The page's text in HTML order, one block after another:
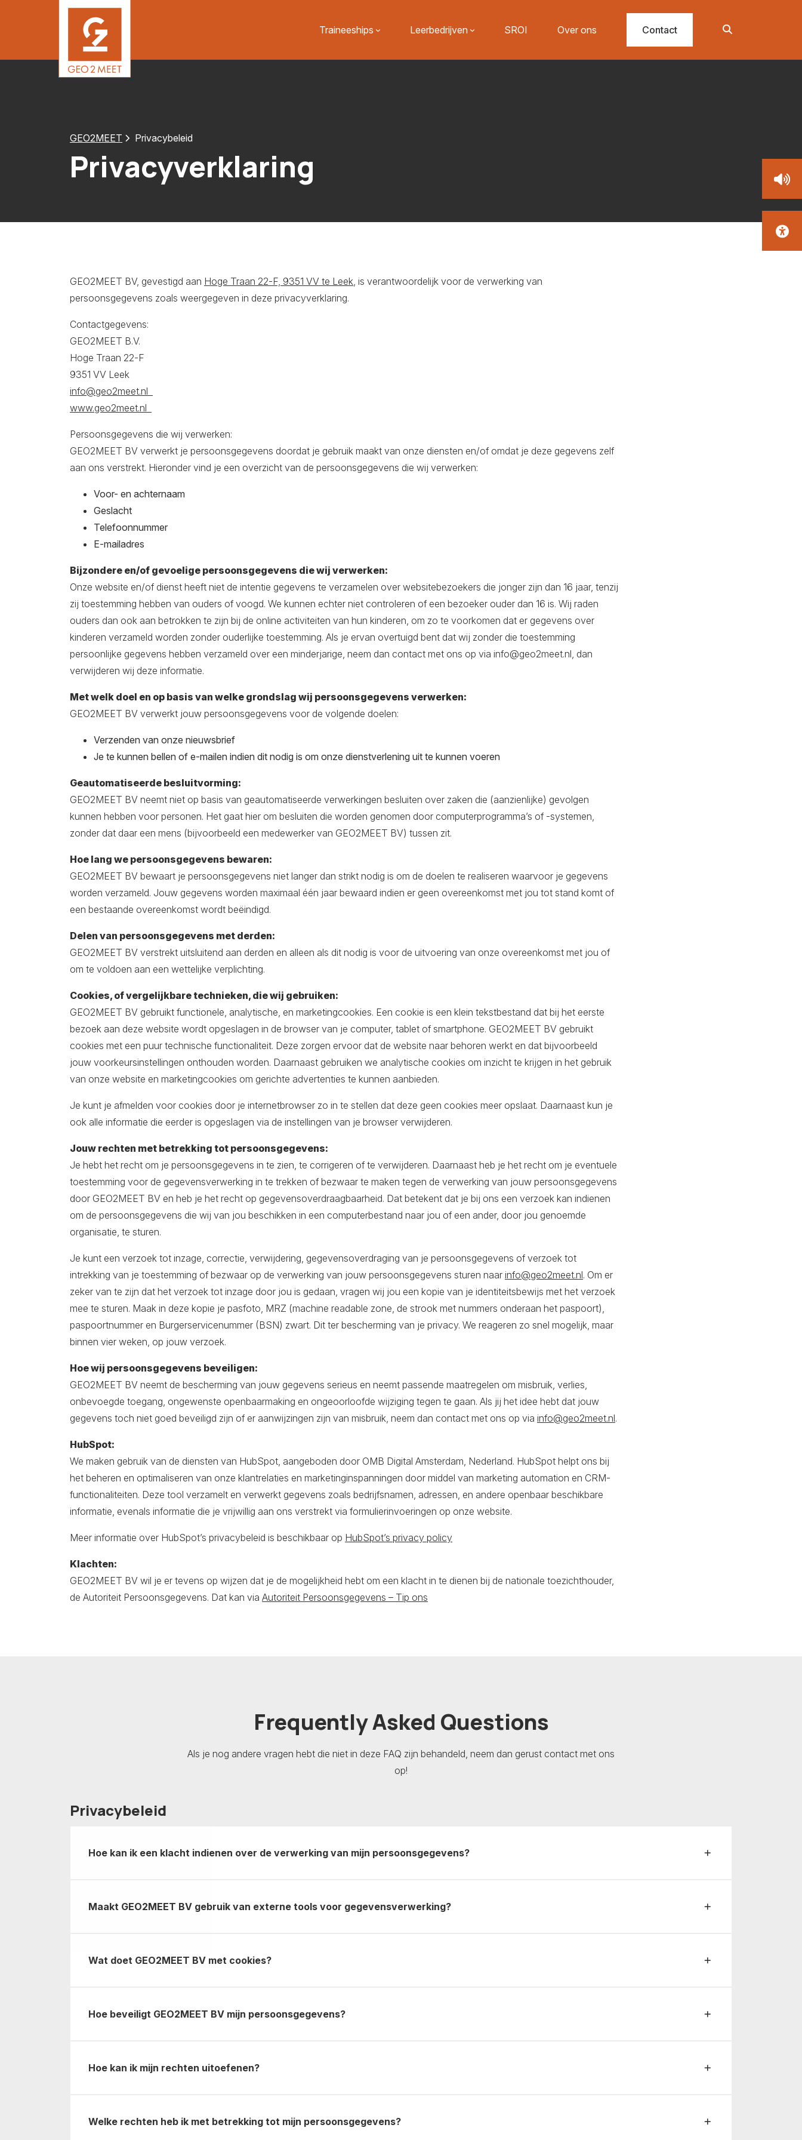
Traineeships Leerbedrijven SROI Over ons Contact
GEO2MEET Privacybeleid
Privacyverklaring
GEO2MEET BV, gevestigd aan Hoge Traan 22-F, 9351 VV te Leek, is verantwoordelijk voor de verwerking van
persoonsgegevens zoals weergegeven in deze privacyverklaring.
Contactgegevens:
GEO2MEET B.V.
Hoge Traan 22-F
9351 VV Leek
info@geo2meet.nl
www.geo2meet.nl
Persoonsgegevens die wij verwerken:
GEO2MEET BV verwerkt je persoonsgegevens doordat je gebruik maakt van onze diensten en/of omdat je deze gegevens zelf
aan ons verstrekt. Hieronder vind je een overzicht van de persoonsgegevens die wij verwerken:
Voor- en achternaam
Geslacht
Telefoonnummer
E-mailadres
Bijzondere en/of gevoelige persoonsgegevens die wij verwerken:
Onze website en/of dienst heeft niet de intentie gegevens te verzamelen over websitebezoekers die jonger zijn dan 16 jaar, tenzij
zij toestemming hebben van ouders of voogd. We kunnen echter niet controleren of een bezoeker ouder dan 16 is. Wij raden
ouders dan ook aan betrokken te zijn bij de online activiteiten van hun kinderen, om zo te voorkomen dat er gegevens over
kinderen verzameld worden zonder ouderlijke toestemming. Als je ervan overtuigd bent dat wij zonder die toestemming
persoonlijke gegevens hebben verzameld over een minderjarige, neem dan contact met ons op via info@geo2meet.nl, dan
verwijderen wij deze informatie.
Met welk doel en op basis van welke grondslag wij persoonsgegevens verwerken:
GEO2MEET BV verwerkt jouw persoonsgegevens voor de volgende doelen:
Verzenden van onze nieuwsbrief
Je te kunnen bellen of e-mailen indien dit nodig is om onze dienstverlening uit te kunnen voeren
Geautomatiseerde besluitvorming:
GEO2MEET BV neemt niet op basis van geautomatiseerde verwerkingen besluiten over zaken die (aanzienlijke) gevolgen
kunnen hebben voor personen. Het gaat hier om besluiten die worden genomen door computerprogramma’s of -systemen,
zonder dat daar een mens (bijvoorbeeld een medewerker van GEO2MEET BV) tussen zit.
Hoe lang we persoonsgegevens bewaren:
GEO2MEET BV bewaart je persoonsgegevens niet langer dan strikt nodig is om de doelen te realiseren waarvoor je gegevens
worden verzameld. Jouw gegevens worden maximaal één jaar bewaard indien er geen overeenkomst met jou tot stand komt of
een bestaande overeenkomst wordt beëindigd.
Delen van persoonsgegevens met derden:
GEO2MEET BV verstrekt uitsluitend aan derden en alleen als dit nodig is voor de uitvoering van onze overeenkomst met jou of
om te voldoen aan een wettelijke verplichting.
Cookies, of vergelijkbare technieken, die wij gebruiken:
GEO2MEET BV gebruikt functionele, analytische, en marketingcookies. Een cookie is een klein tekstbestand dat bij het eerste
bezoek aan deze website wordt opgeslagen in de browser van je computer, tablet of smartphone. GEO2MEET BV gebruikt
cookies met een puur technische functionaliteit. Deze zorgen ervoor dat de website naar behoren werkt en dat bijvoorbeeld
jouw voorkeursinstellingen onthouden worden. Daarnaast gebruiken we analytische cookies om inzicht te krijgen in het gebruik
van onze website en marketingcookies om gerichte advertenties te kunnen aanbieden.
Je kunt je afmelden voor cookies door je internetbrowser zo in te stellen dat deze geen cookies meer opslaat. Daarnaast kun je
ook alle informatie die eerder is opgeslagen via de instellingen van je browser verwijderen.
Jouw rechten met betrekking tot persoonsgegevens:
Je hebt het recht om je persoonsgegevens in te zien, te corrigeren of te verwijderen. Daarnaast heb je het recht om je eventuele
toestemming voor de gegevensverwerking in te trekken of bezwaar te maken tegen de verwerking van jouw persoonsgegevens
door GEO2MEET BV en heb je het recht op gegevensoverdraagbaarheid. Dat betekent dat je bij ons een verzoek kan indienen
om de persoonsgegevens die wij van jou beschikken in een computerbestand naar jou of een ander, door jou genoemde
organisatie, te sturen.
Je kunt een verzoek tot inzage, correctie, verwijdering, gegevensoverdraging van je persoonsgegevens of verzoek tot
intrekking van je toestemming of bezwaar op de verwerking van jouw persoonsgegevens sturen naar info@geo2meet.nl. Om er
zeker van te zijn dat het verzoek tot inzage door jou is gedaan, vragen wij jou een kopie van je identiteitsbewijs met het verzoek
mee te sturen. Maak in deze kopie je pasfoto, MRZ (machine readable zone, de strook met nummers onderaan het paspoort),
paspoortnummer en Burgerservicenummer (BSN) zwart. Dit ter bescherming van je privacy. We reageren zo snel mogelijk, maar
binnen vier weken, op jouw verzoek.
Hoe wij persoonsgegevens beveiligen:
GEO2MEET BV neemt de bescherming van jouw gegevens serieus en neemt passende maatregelen om misbruik, verlies,
onbevoegde toegang, ongewenste openbaarmaking en ongeoorloofde wijziging tegen te gaan. Als jij het idee hebt dat jouw
gegevens toch niet goed beveiligd zijn of er aanwijzingen zijn van misbruik, neem dan contact met ons op via info@geo2meet.nl.
HubSpot:
We maken gebruik van de diensten van HubSpot, aangeboden door OMB Digital Amsterdam, Nederland. HubSpot helpt ons bij
het beheren en optimaliseren van onze klantrelaties en marketinginspanningen door middel van marketing automation en CRM-
functionaliteiten. Deze tool verzamelt en verwerkt gegevens zoals bedrijfsnamen, adressen, en andere openbaar beschikbare
informatie, evenals informatie die je vrijwillig aan ons verstrekt via formulierinvoeringen op onze website.
Meer informatie over HubSpot’s privacybeleid is beschikbaar op HubSpot’s privacy policy
Klachten:
GEO2MEET BV wil je er tevens op wijzen dat je de mogelijkheid hebt om een klacht in te dienen bij de nationale toezichthouder,
de Autoriteit Persoonsgegevens. Dat kan via Autoriteit Persoonsgegevens – Tip ons
Frequently Asked Questions
Als je nog andere vragen hebt die niet in deze FAQ zijn behandeld, neem dan gerust contact met ons
op!
Privacybeleid
Hoe kan ik een klacht indienen over de verwerking van mijn persoonsgegevens?
Maakt GEO2MEET BV gebruik van externe tools voor gegevensverwerking?
Wat doet GEO2MEET BV met cookies?
Hoe beveiligt GEO2MEET BV mijn persoonsgegevens?
Hoe kan ik mijn rechten uitoefenen?
Welke rechten heb ik met betrekking tot mijn persoonsgegevens?